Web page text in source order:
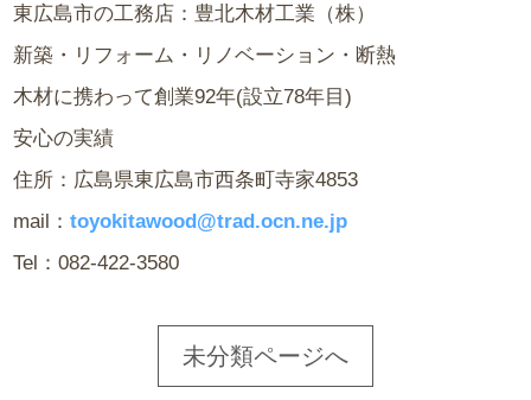
東広島市の工務店：豊北木材工業（株）
新築・リフォーム・リノベーション・断熱
木材に携わって創業92年(設立78年目)
安心の実績
住所：広島県東広島市西条町寺家4853
mail：toyokitawood@trad.ocn.ne.jp
Tel：082-422-3580
未分類ページへ